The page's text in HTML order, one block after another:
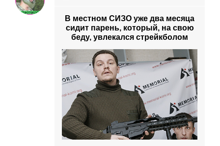
В местном СИЗО уже два месяца
сидит парень, который, на свою
беду, увлекался стрейкболом